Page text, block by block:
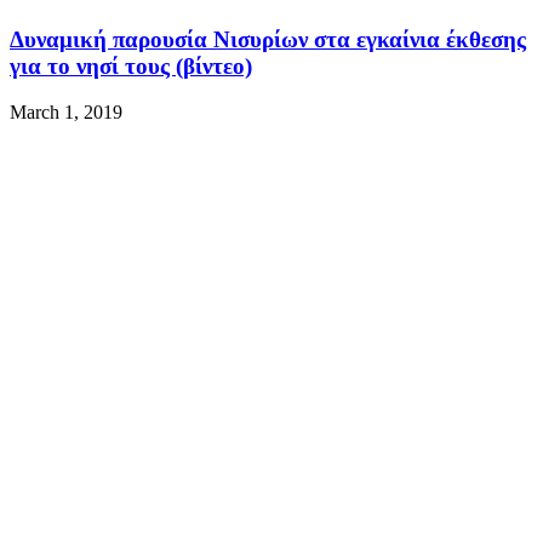
Δυναμική παρουσία Νισυρίων στα εγκαίνια έκθεσης
για το νησί τους (βίντεο)
March 1, 2019